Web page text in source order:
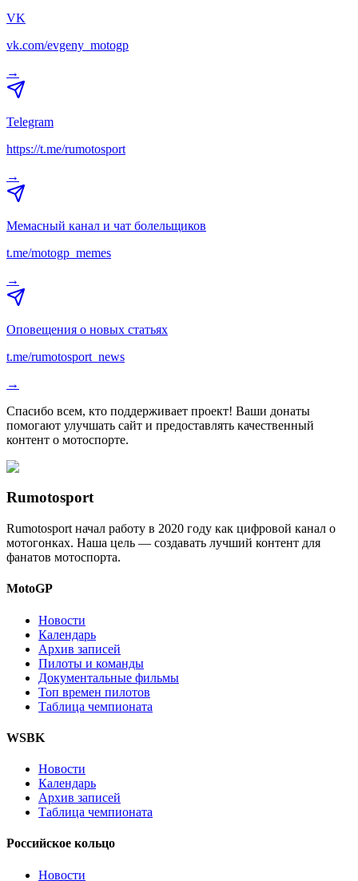
VK
vk.com/evgeny_motogp
→
Telegram
https://t.me/rumotosport
→
Мемасный канал и чат болельщиков
t.me/motogp_memes
→
Оповещения о новых статьях
t.me/rumotosport_news
→
Спасибо всем, кто поддерживает проект! Ваши донаты
помогают улучшать сайт и предоставлять качественный
контент о мотоспорте.
Rumotosport
Rumotosport начал работу в 2020 году как цифровой канал о
мотогонках. Наша цель — создавать лучший контент для
фанатов мотоспорта.
MotoGP
Новости
Календарь
Архив записей
Пилоты и команды
Документальные фильмы
Топ времен пилотов
Таблица чемпионата
WSBK
Новости
Календарь
Архив записей
Таблица чемпионата
Российское кольцо
Новости